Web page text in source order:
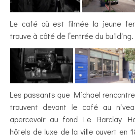
Le café où est filmée la jeune
trouve à côté de l’entrée du building.
Les passants que Michael
trouvent devant le café au
apercevoir au fond Le Barclay
hôtels de luxe de la ville ouvert en